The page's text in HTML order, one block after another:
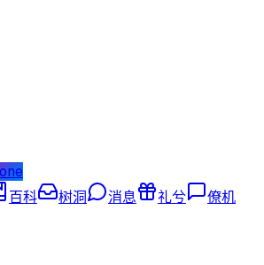
百科 树洞 消息 礼兮 僚机